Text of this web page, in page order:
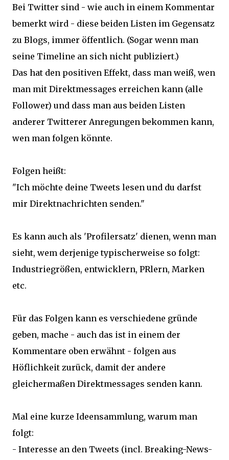
Bei Twitter sind - wie auch in einem Kommentar
bemerkt wird - diese beiden Listen im Gegensatz
zu Blogs, immer öffentlich. (Sogar wenn man
seine Timeline an sich nicht publiziert.)
Das hat den positiven Effekt, dass man weiß, wen
man mit Direktmessages erreichen kann (alle
Follower) und dass man aus beiden Listen
anderer Twitterer Anregungen bekommen kann,
wen man folgen könnte.
Folgen heißt:
"Ich möchte deine Tweets lesen und du darfst
mir Direktnachrichten senden."
Es kann auch als 'Profilersatz' dienen, wenn man
sieht, wem derjenige typischerweise so folgt:
Industriegrößen, entwicklern, PRlern, Marken
etc.
Für das Folgen kann es verschiedene gründe
geben, mache - auch das ist in einem der
Kommentare oben erwähnt - folgen aus
Höflichkeit zurück, damit der andere
gleichermaßen Direktmessages senden kann.
Mal eine kurze Ideensammlung, warum man
folgt:
- Interesse an den Tweets (incl. Breaking-News-